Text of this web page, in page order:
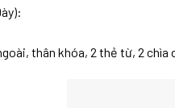
thân khóa, 2 thẻ từ, 2